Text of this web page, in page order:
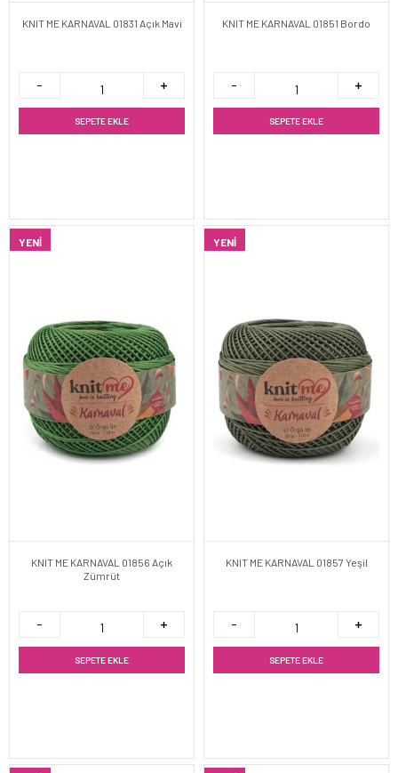
KNIT ME KARNAVAL 01831 Açık Mavi
SEPETE EKLE
KNIT ME KARNAVAL 01851 Bordo
SEPETE EKLE
YENI
KNIT ME KARNAVAL 01856 Açık
Zümrüt
SEPETE EKLE
YENI
KNIT ME KARNAVAL 01857 Yeşil
SEPETE EKLE